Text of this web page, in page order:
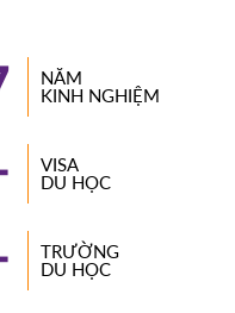
NĂM
KINH NGHIỆM
VISA
DU HỌC
TRƯỜNG
DU HỌC